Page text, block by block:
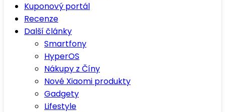
Kuponový portál
Recenze
Další články
Smartfony
HyperOS
Nákupy z Číny
Nové Xiaomi produkty
Gadgety
Lifestyle